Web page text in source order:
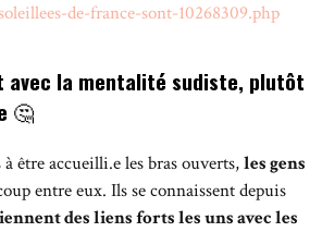
de-france-sont-10268309.php
avec la mentalité sudiste, plutôt
🤔
être accueilli.e les bras ouverts,les gens
entre eux. Ils se connaissent depuis
des liens forts les uns avec les